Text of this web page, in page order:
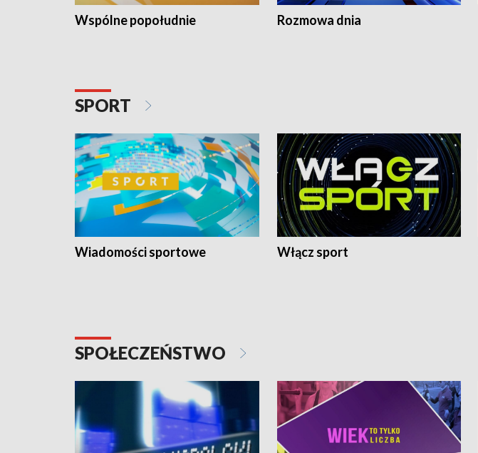
Wspólne popołudnie Rozmowa dnia
SPORT
Wiadomości sportowe Włącz sport
SPOŁECZEŃSTWO